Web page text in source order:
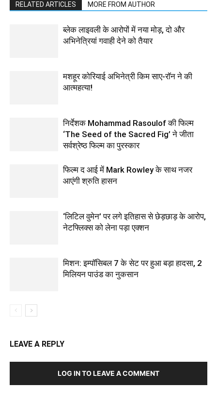
RELATED ARTICLES MORE FROM AUTHOR
ब्लेक लाइवली के आरोपों में नया मोड़, दो और
अभिनेत्रियां गवाही देने को तैयार
मशहूर कोरियाई अभिनेत्री किम साए-रॉन ने की
आत्महत्या!
निर्देशक Mohammad Rasoulof की फिल्म
‘The Seed of the Sacred Fig’ ने जीता
सर्वश्रेष्ठ फिल्म का पुरस्कार
फिल्‍म द आई में Mark Rowley के साथ नजर
आएंगी श्रुति हासन
‘लिटिल वुमेन’ पर लगे इतिहास से छेड़छाड़ के आरोप,
नेटफ्लिक्स को लेना पड़ा एक्‍शन
मिशन: इम्पॉसिबल 7 के सेट पर हुआ बड़ा हादसा, 2
मिलियन पाउंड का नुकसान
LEAVE A REPLY
LOG IN TO LEAVE A COMMENT